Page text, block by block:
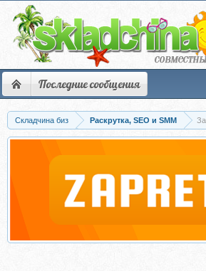
Последние сообщения
Складчина биз Раскрутка, SEO и SMM